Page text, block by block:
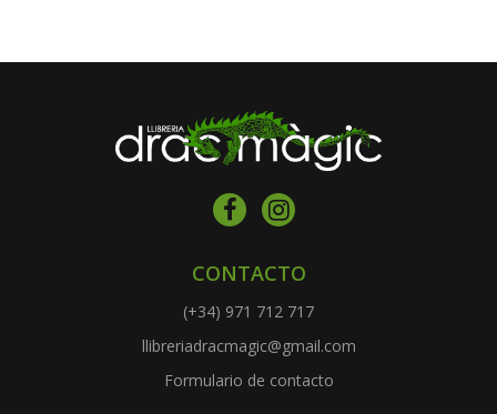
CONTACTO
(+34) 971 712 717
llibreriadracmagic@gmail.com
Formulario de contacto